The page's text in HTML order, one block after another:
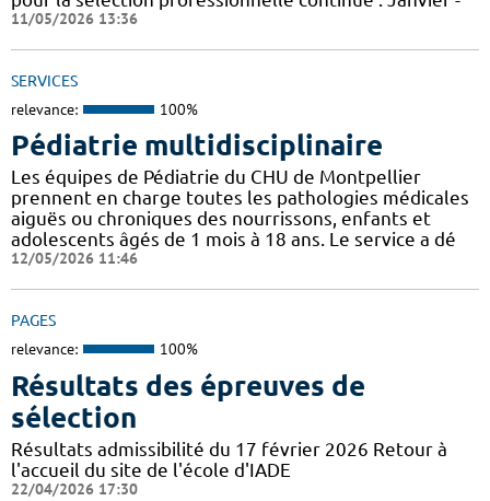
11/05/2026 13:36
SERVICES
relevance: 100%
Pédiatrie multidisciplinaire
Les équipes de Pédiatrie du CHU de Montpellier
prennent en charge toutes les pathologies médicales
aiguës ou chroniques des nourrissons, enfants et
adolescents âgés de 1 mois à 18 ans. Le service a dé
12/05/2026 11:46
PAGES
relevance: 100%
Résultats des épreuves de
sélection
Résultats admissibilité du 17 février 2026 Retour à
l'accueil du site de l'école d'IADE
22/04/2026 17:30